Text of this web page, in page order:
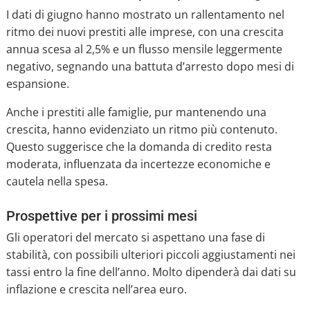
I dati di giugno hanno mostrato un rallentamento nel
ritmo dei nuovi prestiti alle imprese, con una crescita
annua scesa al 2,5% e un flusso mensile leggermente
negativo, segnando una battuta d’arresto dopo mesi di
espansione.
Anche i prestiti alle famiglie, pur mantenendo una
crescita, hanno evidenziato un ritmo più contenuto.
Questo suggerisce che la domanda di credito resta
moderata, influenzata da incertezze economiche e
cautela nella spesa.
Prospettive per i prossimi mesi
Gli operatori del mercato si aspettano una fase di
stabilità, con possibili ulteriori piccoli aggiustamenti nei
tassi entro la fine dell’anno. Molto dipenderà dai dati su
inflazione e crescita nell’area euro.